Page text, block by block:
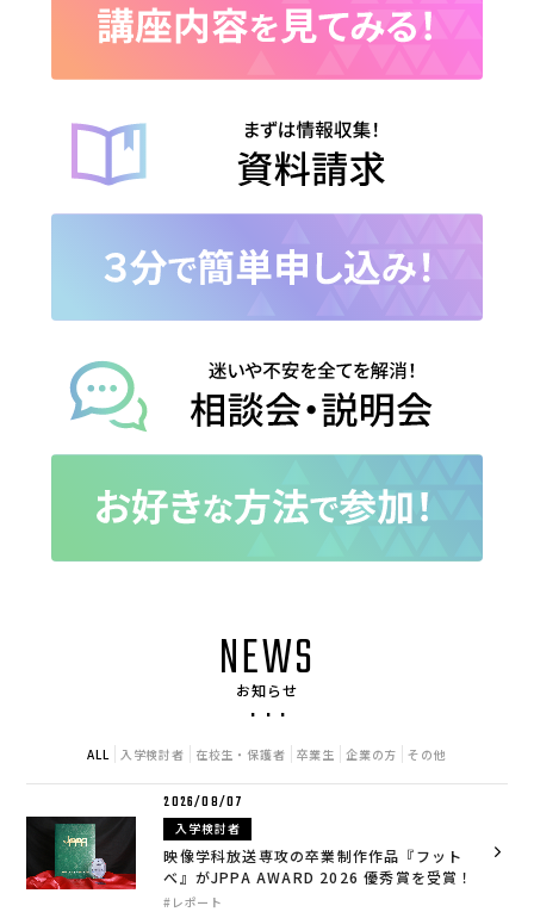
NEWS
お知らせ
ALL 入学検討者 在校生・保護者 卒業生 企業の方 その他
2026/08/07
入学検討者
映像学科放送専攻の卒業制作作品『フット
べ』がJPPA AWARD 2026 優秀賞を受賞！
#レポート